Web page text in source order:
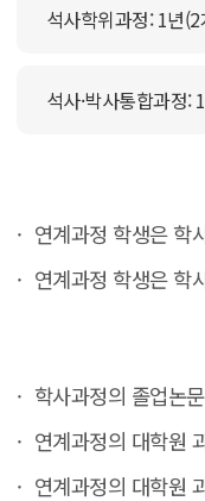
석사학위과정: 1년
석사·박사통합과정:
연계과정 학생은 학
연계과정 학생은 학
학사과정의 졸업논
연계과정의 대학원
연계과정의 대학원